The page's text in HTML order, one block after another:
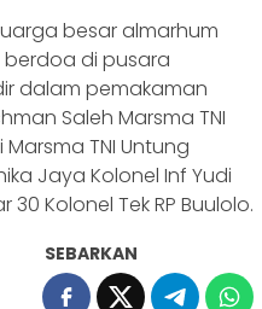
besar almarhum
di pusara
dalam pemakaman
Saleh Marsma TNI
TNI Untung
Jaya Kolonel Inf Yudi
Kolonel Tek RP Buulolo.
SEBARKAN